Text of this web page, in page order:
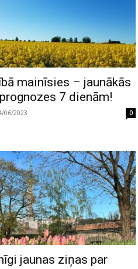
mainīsies – jaunākās
7 dienām!
06/2023 0
jaunas ziņas par